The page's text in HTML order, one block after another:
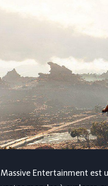
Massive Entertainment est